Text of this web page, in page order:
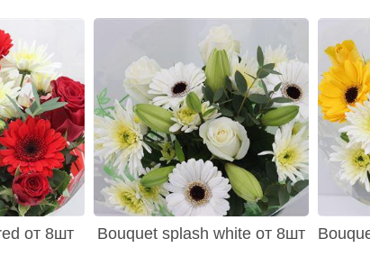
от 8шт Bouquet splash white от 8шт